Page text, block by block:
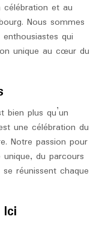
et au
Nous sommes
qui
unique au cœur du
bien plus qu’un
une célébration du
Notre passion pour
du parcours
réunissent chaque